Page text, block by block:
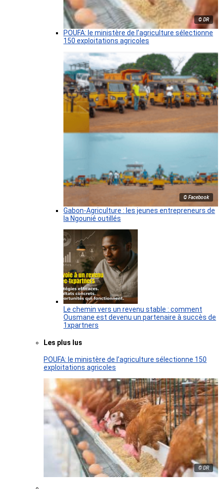
© DR
POUFA: le ministère de l’agriculture sélectionne
150 exploitations agricoles
© Facebook
Gabon-Agriculture : les jeunes entrepreneurs de
la Ngounié outillés
Le chemin vers un revenu stable : comment
Ousmane est devenu un partenaire à succès de
1xpartners
Les plus lus
POUFA: le ministère de l’agriculture sélectionne 150
exploitations agricoles
© DR